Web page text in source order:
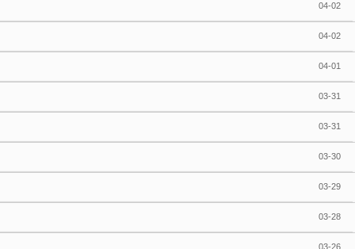
04-02
04-02
04-01
03-31
03-31
03-30
03-29
03-28
03-26